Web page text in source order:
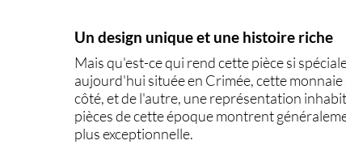
Un design unique et une histoire riche
Mais qu'est-ce qui rend cette pièce si
aujourd'hui située en Crimée, cette
côté, et de l'autre, une représentation
pièces de cette époque montrent
plus exceptionnelle.